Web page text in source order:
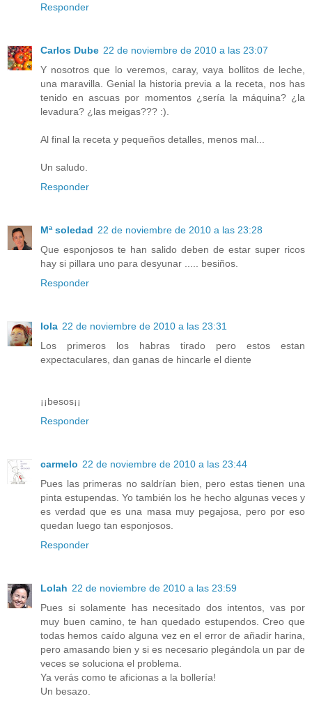
Responder
Carlos Dube 22 de noviembre de 2010 a las 23:07
Y nosotros que lo veremos, caray, vaya bollitos de leche,
una maravilla. Genial la historia previa a la receta, nos has
tenido en ascuas por momentos ¿sería la máquina? ¿la
levadura? ¿las meigas??? :).
Al final la receta y pequeños detalles, menos mal...
Un saludo.
Responder
Mª soledad 22 de noviembre de 2010 a las 23:28
Que esponjosos te han salido deben de estar super ricos
hay si pillara uno para desyunar ..... besiños.
Responder
lola 22 de noviembre de 2010 a las 23:31
Los primeros los habras tirado pero estos estan
expectaculares, dan ganas de hincarle el diente
¡¡besos¡¡
Responder
carmelo 22 de noviembre de 2010 a las 23:44
Pues las primeras no saldrían bien, pero estas tienen una
pinta estupendas. Yo también los he hecho algunas veces y
es verdad que es una masa muy pegajosa, pero por eso
quedan luego tan esponjosos.
Responder
Lolah 22 de noviembre de 2010 a las 23:59
Pues si solamente has necesitado dos intentos, vas por
muy buen camino, te han quedado estupendos. Creo que
todas hemos caído alguna vez en el error de añadir harina,
pero amasando bien y si es necesario plegándola un par de
veces se soluciona el problema.
Ya verás como te aficionas a la bollería!
Un besazo.